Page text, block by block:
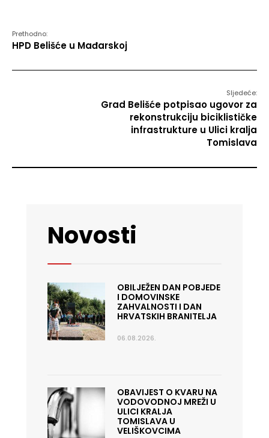
Prethodno:
HPD Belišće u Mađarskoj
Sljedeće:
Grad Belišće potpisao ugovor za
rekonstrukciju biciklističke
infrastrukture u Ulici kralja
Tomislava
Novosti
OBILJEŽEN DAN POBJEDE
I DOMOVINSKE
ZAHVALNOSTI I DAN
HRVATSKIH BRANITELJA
06.08.2026.
OBAVIJEST O KVARU NA
VODOVODNOJ MREŽI U
ULICI KRALJA
TOMISLAVA U
VELIŠKOVCIMA